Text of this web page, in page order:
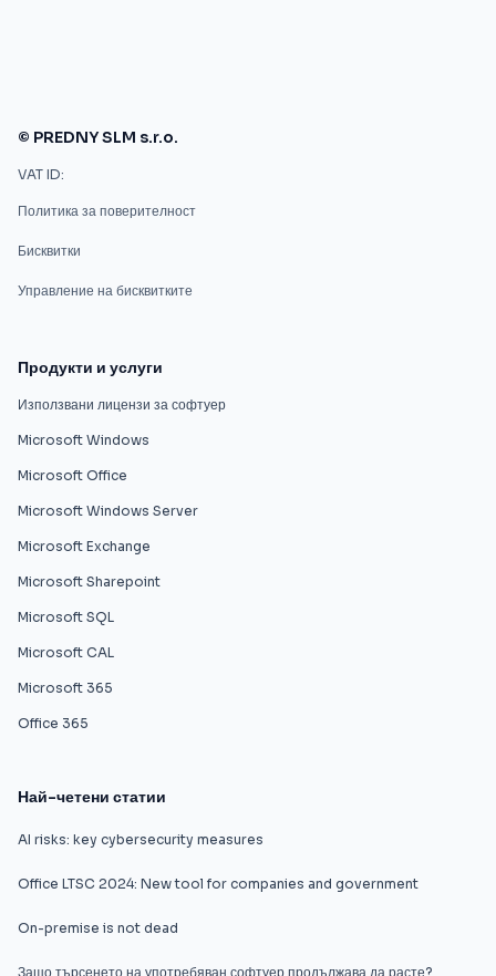
© PREDNY SLM s.r.o.
VAT ID:
Политика за поверителност
Бисквитки
Управление на бисквитките
Продукти и услуги
Използвани лицензи за софтуер
Microsoft Windows
Microsoft Office
Microsoft Windows Server
Microsoft Exchange
Microsoft Sharepoint
Microsoft SQL
Microsoft CAL
Microsoft 365
Office 365
Най-четени статии
AI risks: key cybersecurity measures
Office LTSC 2024: New tool for companies and government
On-premise is not dead
Защо търсенето на употребяван софтуер продължава да расте?